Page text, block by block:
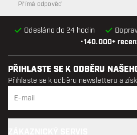
•140.000+
Odesláno do 24 hodin
Přímá odpověď
PŘIHLASTE SE K ODBĚRU
Přihlaste se k odběru newsletteru a